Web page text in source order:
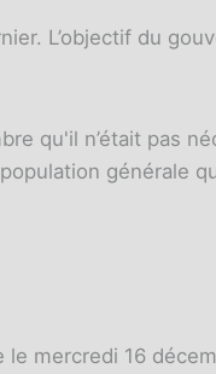
L’objectif du
qu'il n’était pas
générale
le mercredi 16